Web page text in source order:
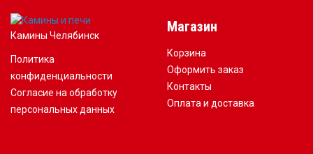
Камины Челябинск
Политика
конфиденциальности
Согласие на обработку
персональных данных
Магазин
Корзина
Оформить заказ
Контакты
Оплата и доставка